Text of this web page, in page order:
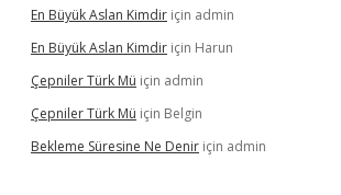
En Büyük Aslan Kimdir için admin
En Büyük Aslan Kimdir için Harun
Çepniler Türk Mü için admin
Çepniler Türk Mü için Belgin
Bekleme Süresine Ne Denir için admin